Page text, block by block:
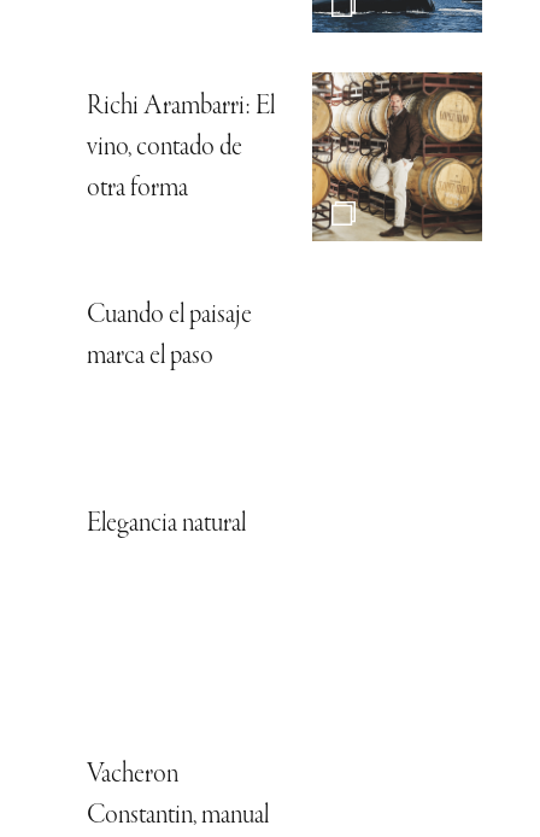
Richi Arambarri: El
vino, contado de
otra forma
Cuando el paisaje
marca el paso
Elegancia natural
Vacheron
Constantin, manual